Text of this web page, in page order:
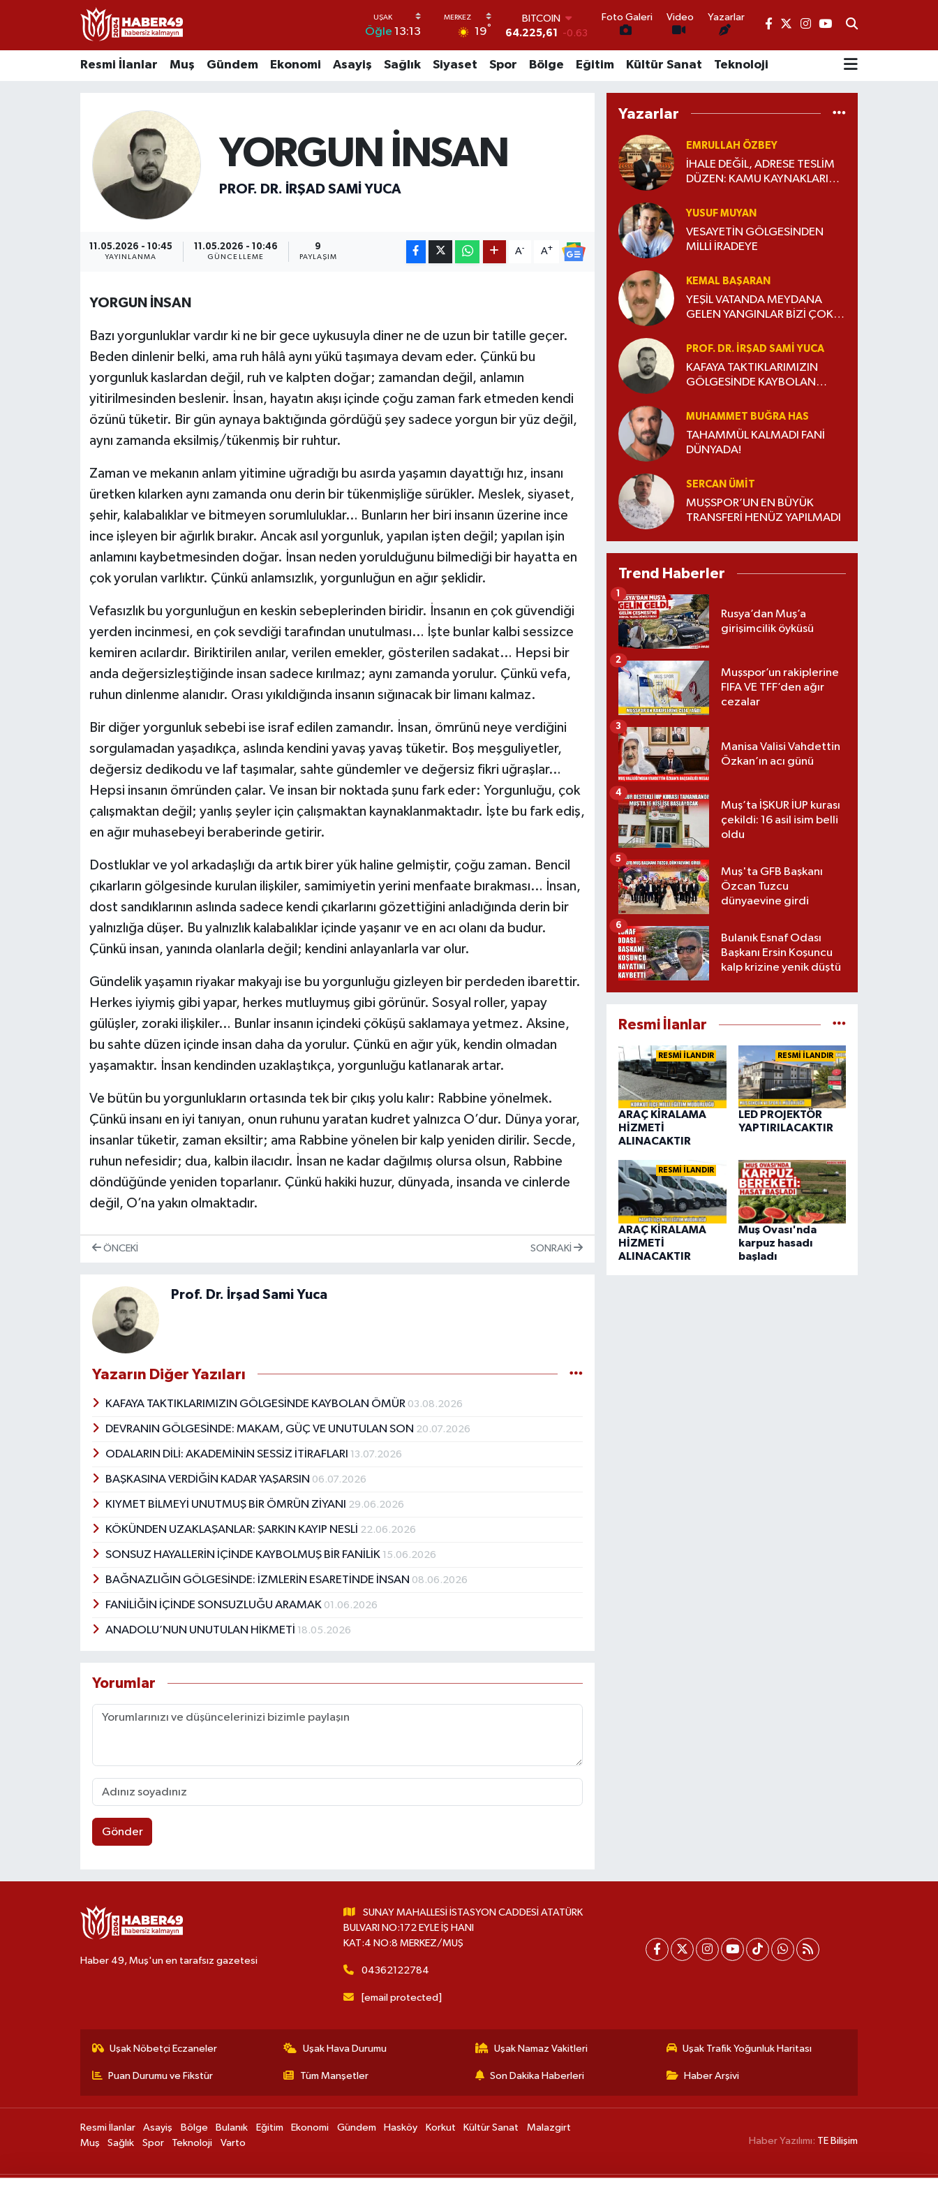
Öğle 13:13 19°
BITCOIN
64.225,61
-0.63
47,7143 0.16
Foto Galeri Video Yazarlar
Resmi İlanlar Muş Gündem Ekonomi Asayiş Sağlık Siyaset Spor Bölge Eğitim Kültür Sanat Teknoloji
YORGUN İNSAN
PROF. DR. İRŞAD SAMI YUCA
11.05.2026 - 10:45
YAYINLANMA
11.05.2026 - 10:46
GÜNCELLEME
9
PAYLAŞIM
A- A+
YORGUN İNSAN
Bazı yorgunluklar vardır ki ne bir gece uykusuyla diner ne de uzun bir tatille geçer.
Beden dinlenir belki, ama ruh hâlâ aynı yükü taşımaya devam eder. Çünkü bu
yorgunluk kaslardan değil, ruh ve kalpten doğar; zamandan değil, anlamın
yitirilmesinden beslenir. İnsan, hayatın akışı içinde çoğu zaman fark etmeden kendi
özünü tüketir. Bir gün aynaya baktığında gördüğü şey sadece yorgun bir yüz değil,
aynı zamanda eksilmiş/tükenmiş bir ruhtur.
Zaman ve mekanın anlam yitimine uğradığı bu asırda yaşamın dayattığı hız, insanı
üretken kılarken aynı zamanda onu derin bir tükenmişliğe sürükler. Meslek, siyaset,
şehir, kalabalıklar ve bitmeyen sorumluluklar… Bunların her biri insanın üzerine ince
ince işleyen bir ağırlık bırakır. Ancak asıl yorgunluk, yapılan işten değil; yapılan işin
anlamını kaybetmesinden doğar. İnsan neden yorulduğunu bilmediği bir hayatta en
çok yorulan varlıktır. Çünkü anlamsızlık, yorgunluğun en ağır şeklidir.
Vefasızlık bu yorgunluğun en keskin sebeplerinden biridir. İnsanın en çok güvendiği
yerden incinmesi, en çok sevdiği tarafından unutulması… İşte bunlar kalbi sessizce
kemiren acılardır. Biriktirilen anılar, verilen emekler, gösterilen sadakat… Hepsi bir
anda değersizleştiğinde insan sadece kırılmaz; aynı zamanda yorulur. Çünkü vefa,
ruhun dinlenme alanıdır. Orası yıkıldığında insanın sığınacak bir limanı kalmaz.
Bir diğer yorgunluk sebebi ise israf edilen zamandır. İnsan, ömrünü neye verdiğini
sorgulamadan yaşadıkça, aslında kendini yavaş yavaş tüketir. Boş meşguliyetler,
değersiz dedikodu ve laf taşımalar, sahte gündemler ve değersiz fikri uğraşlar…
Hepsi insanın ömründen çalar. Ve insan bir noktada şunu fark eder: Yorgunluğu, çok
çalışmaktan değil; yanlış şeyler için çalışmaktan kaynaklanmaktadır. İşte bu fark ediş,
en ağır muhasebeyi beraberinde getirir.
Dostluklar ve yol arkadaşlığı da artık birer yük haline gelmiştir, çoğu zaman. Bencil
çıkarların gölgesinde kurulan ilişkiler, samimiyetin yerini menfaate bırakması… İnsan,
dost sandıklarının aslında sadece kendi çıkarlarını gözettiğini anladığında derin bir
yalnızlığa düşer. Bu yalnızlık kalabalıklar içinde yaşanır ve en acı olanı da budur.
Çünkü insan, yanında olanlarla değil; kendini anlayanlarla var olur.
Gündelik yaşamın riyakar makyajı ise bu yorgunluğu gizleyen bir perdeden ibarettir.
Herkes iyiymiş gibi yapar, herkes mutluymuş gibi görünür. Sosyal roller, yapay
gülüşler, zoraki ilişkiler… Bunlar insanın içindeki çöküşü saklamaya yetmez. Aksine,
bu sahte düzen içinde insan daha da yorulur. Çünkü en ağır yük, kendin olmadan
yaşamaktır. İnsan kendinden uzaklaştıkça, yorgunluğu katlanarak artar.
Ve bütün bu yorgunlukların ortasında tek bir çıkış yolu kalır: Rabbine yönelmek.
Çünkü insanı en iyi tanıyan, onun ruhunu yaratan kudret yalnızca O’dur. Dünya yorar,
insanlar tüketir, zaman eksiltir; ama Rabbine yönelen bir kalp yeniden dirilir. Secde,
ruhun nefesidir; dua, kalbin ilacıdır. İnsan ne kadar dağılmış olursa olsun, Rabbine
döndüğünde yeniden toparlanır. Çünkü hakiki huzur, dünyada, insanda ve cinlerde
değil, O’na yakın olmaktadır.
ÖNCEKI SONRAKI
Prof. Dr. İrşad Sami Yuca
Yazarın Diğer Yazıları
KAFAYA TAKTIKLARIMIZIN GÖLGESİNDE KAYBOLAN ÖMÜR 03.08.2026
DEVRANIN GÖLGESİNDE: MAKAM, GÜÇ VE UNUTULAN SON 20.07.2026
ODALARIN DİLİ: AKADEMİNİN SESSİZ İTİRAFLARI 13.07.2026
BAŞKASINA VERDİĞİN KADAR YAŞARSIN 06.07.2026
KIYMET BİLMEYİ UNUTMUŞ BİR ÖMRÜN ZİYANI 29.06.2026
KÖKÜNDEN UZAKLAŞANLAR: ŞARKIN KAYIP NESLİ 22.06.2026
SONSUZ HAYALLERİN İÇİNDE KAYBOLMUŞ BİR FANİLİK 15.06.2026
BAĞNAZLIĞIN GÖLGESİNDE: İZMLERİN ESARETİNDE İNSAN 08.06.2026
FANİLİĞİN İÇİNDE SONSUZLUĞU ARAMAK 01.06.2026
ANADOLU’NUN UNUTULAN HİKMETİ 18.05.2026
Yorumlar
Gönder
Yazarlar
EMRULLAH ÖZBEY
İHALE DEĞİL, ADRESE TESLİM
DÜZEN: KAMU KAYNAKLARI
YUSUF MUYAN
VESAYETİN GÖLGESİNDEN
MİLLİ İRADEYE
KEMAL BAŞARAN
YEŞİL VATANDA MEYDANA
GELEN YANGINLAR BİZİ ÇOK
PROF. DR. İRŞAD SAMI YUCA
KAFAYA TAKTIKLARIMIZIN
GÖLGESİNDE KAYBOLAN
MUHAMMET BUĞRA HAS
TAHAMMÜL KALMADI FANİ
DÜNYADA!
SERCAN ÜMIT
MUŞSPOR’UN EN BÜYÜK
TRANSFERİ HENÜZ YAPILMADI
Trend Haberler
Rusya’dan Muş’a
girişimcilik öyküsü
1
Muşspor’un rakiplerine
FIFA VE TFF’den ağır
cezalar
2
Manisa Valisi Vahdettin
Özkan’ın acı günü
3
Muş’ta İŞKUR İUP kurası
çekildi: 16 asil isim belli
oldu
4
Muş'ta GFB Başkanı
Özcan Tuzcu
dünyaevine girdi
5
Bulanık Esnaf Odası
Başkanı Ersin Koşuncu
kalp krizine yenik düştü
6
Resmi İlanlar
RESMİ İLANDIR
ARAÇ KİRALAMA
HİZMETİ
ALINACAKTIR
RESMİ İLANDIR
LED PROJEKTÖR
YAPTIRILACAKTIR
RESMİ İLANDIR
ARAÇ KİRALAMA
HİZMETİ
ALINACAKTIR
Muş Ovası'nda
karpuz hasadı
başladı
Haber 49, Muş'un en tarafsız gazetesi
SUNAY MAHALLESİ İSTASYON CADDESİ ATATÜRK
BULVARI NO:172 EYLE İŞ HANI
KAT:4 NO:8 MERKEZ/MUŞ
04362122784
[email protected]
Uşak Nöbetçi Eczaneler Uşak Hava Durumu Uşak Namaz Vakitleri Uşak Trafik Yoğunluk Haritası
Puan Durumu ve Fikstür Tüm Manşetler Son Dakika Haberleri Haber Arşivi
Resmi İlanlar Asayiş Bölge Bulanık Eğitim Ekonomi Gündem Hasköy Korkut Kültür Sanat
Malazgirt
Muş
Sağlık Spor Teknoloji Varto Haber Yazılımı: TE Bilişim
Resmi İlanlar
Teknoloji
Kültür Sanat
Malazgirt
Uşak Nöbetçi Eczaneler
Uşak Namaz Vakitleri
Uşak Trafik Yoğunluk Haritası
TFF 2.Lig Kırmızı Grup Puan Durumu ve Fikstür
Haber Arşivi